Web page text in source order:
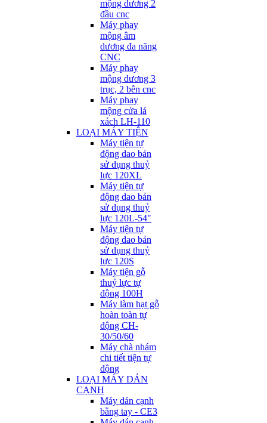
mộng dương 2
đầu cnc
Máy phay
mộng âm
dương đa năng
CNC
Máy phay
mộng dương 3
trục, 2 bên cnc
Máy phay
mộng cửa lá
xách LH-110
LOẠI MÁY TIỆN
Máy tiện tự
động dao bản
sử dụng thuỷ
lực 120XL
Máy tiện tự
động dao bản
sử dụng thuỷ
lực 120L-54"
Máy tiện tự
động dao bản
sử dụng thuỷ
lực 120S
Máy tiện gỗ
thuỷ lực tự
động 100H
Máy làm hạt gỗ
hoàn toàn tự
động CH-
30/50/60
Máy chà nhám
chi tiết tiện tự
động
LOẠI MÁY DÁN
CẠNH
Máy dán cạnh
bằng tay - CE3